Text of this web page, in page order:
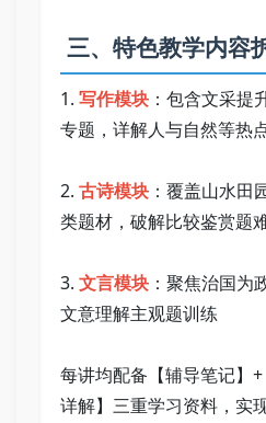
三、特色教学内容
1. 写作模块 ：包含文采提
专题，详解人与自然等热
2. 古诗模块 ：覆盖山水田
类题材，破解比较鉴赏题
3. 文言模块 ：聚焦治国为
文意理解主观题训练
每讲均配备【辅导笔记】
详解】三重学习资料，实